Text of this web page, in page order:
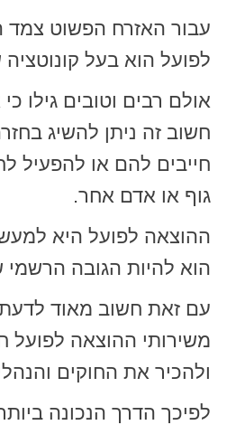
עבור האזרח הפשוט צמד
לפועל הוא בעל קונוטציה
אולם רבים וטובים גילו
חשוב זה ניתן להשיג
חייבים להם או להפעיל
גוף או אדם אחר.
ההוצאה לפועל היא
הוא להיות הגובה
עם זאת חשוב מאוד
משירותי ההוצאה לפועל
ולהכיר את החוקים
לפיכך הדרך הנכונה